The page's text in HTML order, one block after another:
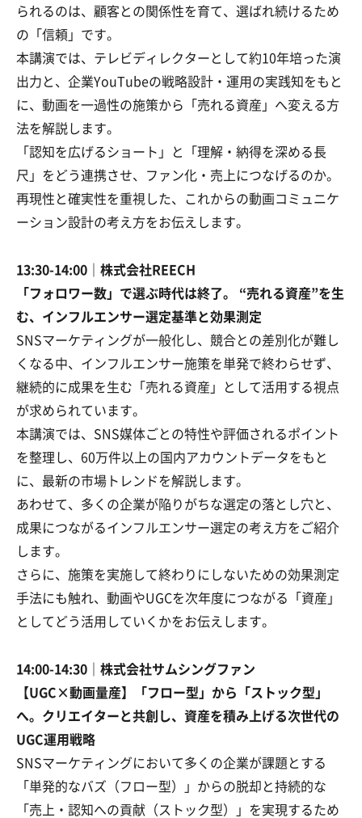
られるのは、顧客との関係性を育て、選ばれ続けるため
の「信頼」です。
本講演では、テレビディレクターとして約10年培った演
出力と、企業YouTubeの戦略設計・運用の実践知をもと
に、動画を一過性の施策から「売れる資産」へ変える方
法を解説します。
「認知を広げるショート」と「理解・納得を深める長
尺」をどう連携させ、ファン化・売上につなげるのか。
再現性と確実性を重視した、これからの動画コミュニケ
ーション設計の考え方をお伝えします。
13:30-14:00｜株式会社REECH
「フォロワー数」で選ぶ時代は終了。 “売れる資産”を生
む、インフルエンサー選定基準と効果測定
SNSマーケティングが一般化し、競合との差別化が難し
くなる中、インフルエンサー施策を単発で終わらせず、
継続的に成果を生む「売れる資産」として活用する視点
が求められています。
本講演では、SNS媒体ごとの特性や評価されるポイント
を整理し、60万件以上の国内アカウントデータをもと
に、最新の市場トレンドを解説します。
あわせて、多くの企業が陥りがちな選定の落とし穴と、
成果につながるインフルエンサー選定の考え方をご紹介
します。
さらに、施策を実施して終わりにしないための効果測定
手法にも触れ、動画やUGCを次年度につながる「資産」
としてどう活用していくかをお伝えします。
14:00-14:30｜株式会社サムシングファン
【UGC×動画量産】「フロー型」から「ストック型」
へ。クリエイターと共創し、資産を積み上げる次世代の
UGC運用戦略
SNSマーケティングにおいて多くの企業が課題とする
「単発的なバズ（フロー型）」からの脱却と持続的な
「売上・認知への貢献（ストック型）」を実現するため